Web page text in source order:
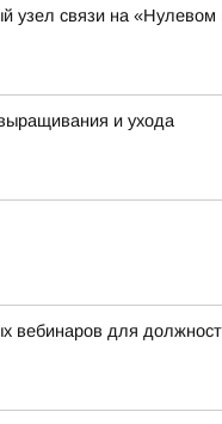
узел связи на «Нулевом
и ухода
для